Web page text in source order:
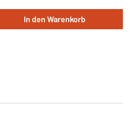
den gewünschten
In den Warenkorb